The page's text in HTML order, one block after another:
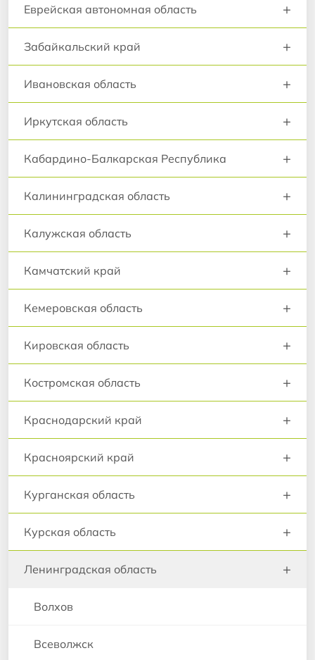
Еврейская автономная область +
Забайкальский край +
Ивановская область +
Иркутская область +
Кабардино-Балкарская Республика +
Калининградская область +
Калужская область +
Камчатский край +
Кемеровская область +
Кировская область +
Костромская область +
Краснодарский край +
Красноярский край +
Курганская область +
Курская область +
Ленинградская область +
Волхов
Всеволжск